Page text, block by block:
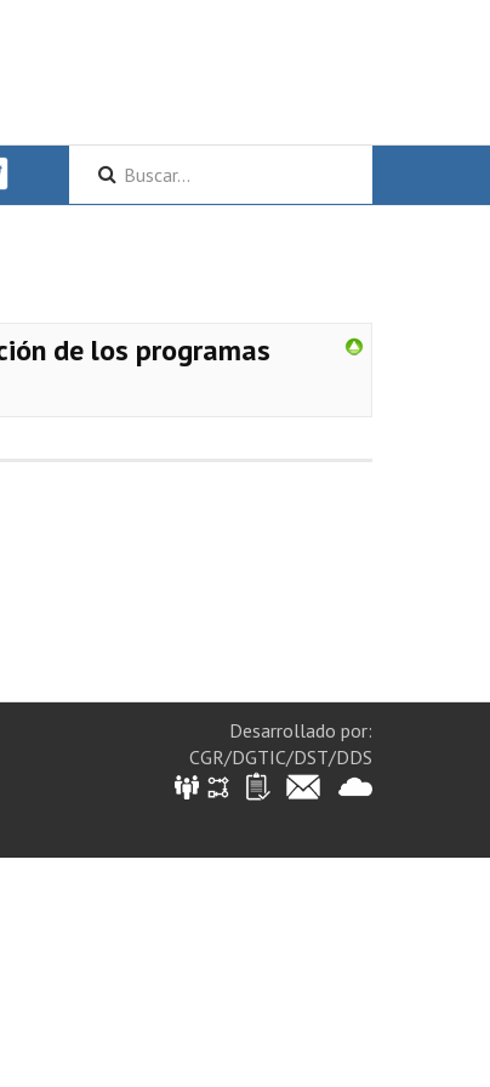
de los programas
Desarrollado por:
CGR/DGTIC/DST/DDS